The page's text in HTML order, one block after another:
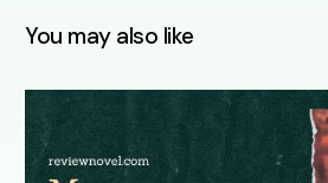
You may also like